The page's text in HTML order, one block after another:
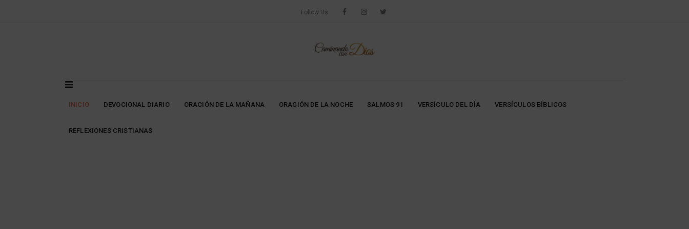
Follow Us
INICIO DEVOCIONAL DIARIO ORACIÓN DE LA MAÑANA ORACIÓN DE LA NOCHE SALMOS 91 VERSÍCULO DEL DÍA VERSÍCULOS BÍBLICOS
REFLEXIONES CRISTIANAS